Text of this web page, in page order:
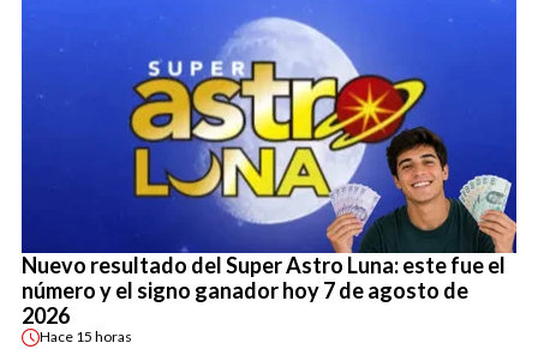
Nuevo resultado del Super Astro Luna: este fue el
número y el signo ganador hoy 7 de agosto de
2026
Hace 15 horas